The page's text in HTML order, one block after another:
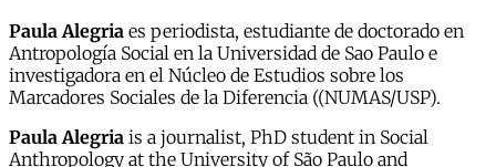
Paula Alegria es periodista, estudiante de doctorado en
Antropología Social en la Universidad de Sao Paulo e
investigadora en el Núcleo de Estudios sobre los
Marcadores Sociales de la Diferencia ((NUMAS/USP).
Paula Alegria is a journalist, PhD student in Social
Anthropology at the University of São Paulo and